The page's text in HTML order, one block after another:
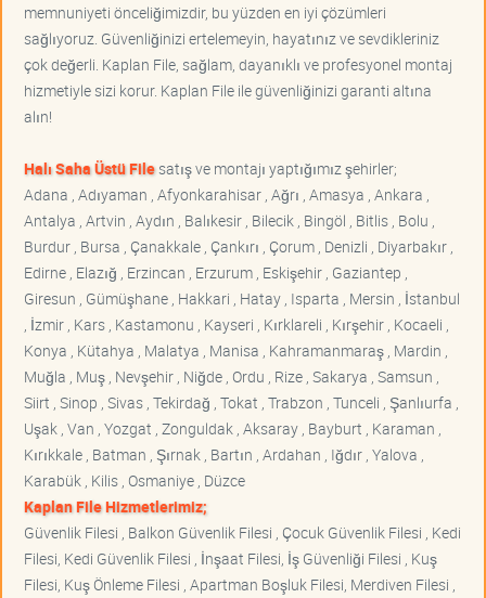
memnuniyeti önceliğimizdir, bu yüzden en iyi çözümleri
sağlıyoruz. Güvenliğinizi ertelemeyin, hayatınız ve sevdikleriniz
çok değerli. Kaplan File, sağlam, dayanıklı ve profesyonel montaj
hizmetiyle sizi korur. Kaplan File ile güvenliğinizi garanti altına
alın!
Halı Saha Üstü Filesatış ve montajı yaptığımız şehirler;
Adana , Adıyaman , Afyonkarahisar , Ağrı , Amasya , Ankara ,
Antalya , Artvin , Aydın , Balıkesir , Bilecik , Bingöl , Bitlis , Bolu ,
Burdur , Bursa , Çanakkale , Çankırı , Çorum , Denizli , Diyarbakır ,
Edirne , Elazığ , Erzincan , Erzurum , Eskişehir , Gaziantep ,
Giresun , Gümüşhane , Hakkari , Hatay , Isparta , Mersin , İstanbul
, İzmir , Kars , Kastamonu , Kayseri , Kırklareli , Kırşehir , Kocaeli ,
Konya , Kütahya , Malatya , Manisa , Kahramanmaraş , Mardin ,
Muğla , Muş , Nevşehir , Niğde , Ordu , Rize , Sakarya , Samsun ,
Siirt , Sinop , Sivas , Tekirdağ , Tokat , Trabzon , Tunceli , Şanlıurfa ,
Uşak , Van , Yozgat , Zonguldak , Aksaray , Bayburt , Karaman ,
Kırıkkale , Batman , Şırnak , Bartın , Ardahan , Iğdır , Yalova ,
Karabük , Kilis , Osmaniye , Düzce
Kaplan File Hizmetlerimiz;
Güvenlik Filesi , Balkon Güvenlik Filesi , Çocuk Güvenlik Filesi , Kedi
Filesi, Kedi Güvenlik Filesi , İnşaat Filesi, İş Güvenliği Filesi , Kuş
Filesi, Kuş Önleme Filesi , Apartman Boşluk Filesi, Merdiven Filesi ,